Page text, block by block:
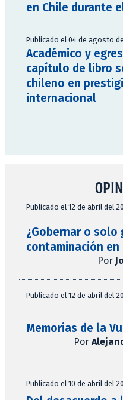
en Chile durante
Publicado el 04 de agosto
Académico y
capítulo de libro
chileno en
internacional
Publicado el 12 de abril del
¿Gobernar o
contaminación en
Por
Publicado el 12 de abril del
Memorias de la
Por
Publicado el 10 de abril del